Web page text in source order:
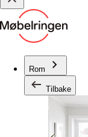
Rom
Tilbake